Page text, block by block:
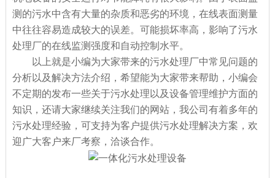
测的污水中含有大量的杂质和恶劣的环境，在线表面测量
中往往容易造成较大的误差。可能损坏率高，影响了污水
处理厂的在线监测强度和自动控制水平。
以上就是小编为大家带来的污水处理厂中常见问题的
分析以及解决方法介绍，希望能为大家带来帮助，小编会
不定期的发布一些关于污水处理以及设备管理维护方面的
知识，还请大家继续关注我们的网站，我公司有着多年的
污水处理经验，可支持为客户提供污水处理解决方案，欢
迎广大客户来厂考察，洽谈合作。